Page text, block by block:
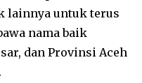
lainnya untuk terus
nama baik
dan Provinsi Aceh